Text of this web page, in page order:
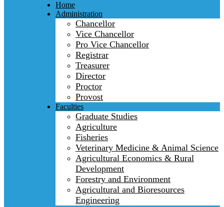
Home
Administration
Chancellor
Vice Chancellor
Pro Vice Chancellor
Registrar
Treasurer
Director
Proctor
Provost
Faculties
Graduate Studies
Agriculture
Fisheries
Veterinary Medicine & Animal Science
Agricultural Economics & Rural
Development
Forestry and Environment
Agricultural and Bioresources
Engineering